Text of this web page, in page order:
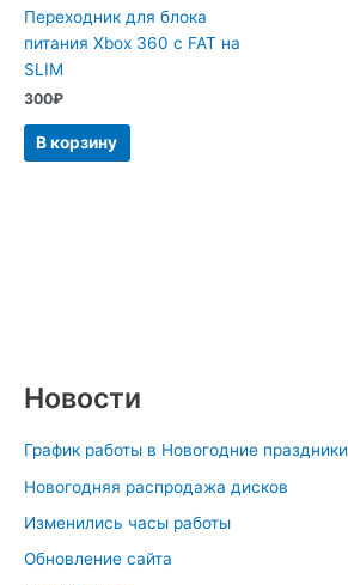
Новости
График работы в Новогодние праздники
Новогодняя распродажа дисков
Изменились часы работы
Обновление сайта
Переходник для блока
питания Xbox 360 с FAT на
SLIM
300₽
В корзину